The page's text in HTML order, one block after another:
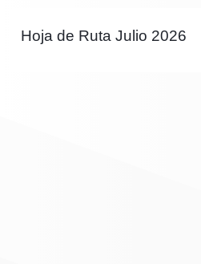
Hoja de Ruta Julio 2026